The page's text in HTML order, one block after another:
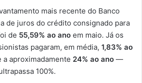
mais recente do Banco
de juros do crédito consignado para
de 55,59% ao ano em maio. Já os
pagaram, em média, 1,83% ao
a aproximadamente 24% ao ano —
100%.